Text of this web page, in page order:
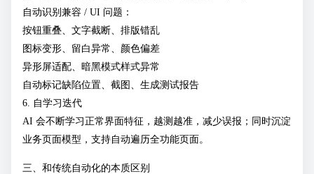
自动识别兼容 / UI 问题：
按钮重叠、文字截断、排版错乱
图标变形、留白异常、颜色偏差
异形屏适配、暗黑模式样式异常
自动标记缺陷位置、截图、生成测试报告
6. 自学习迭代
AI 会不断学习正常界面特征，越测越准，减少误报；同时沉淀
业务页面模型，支持自动遍历全功能页面。
三、和传统自动化的本质区别